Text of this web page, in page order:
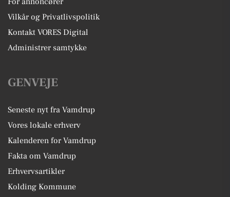
Vilkår og Privatlivspolitik
Kontakt VORES Digital
Administrer samtykke
GENVEJE
Seneste nyt fra Vamdrup
Vores lokale erhverv
Kalenderen for Vamdrup
Fakta om Vamdrup
Erhvervsartikler
Kolding Kommune